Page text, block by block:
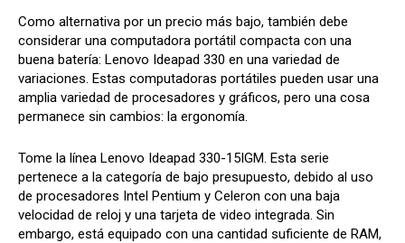
Como alternativa por un precio más bajo, también debe
considerar una computadora portátil compacta con una
buena batería: Lenovo Ideapad 330 en una variedad de
variaciones. Estas computadoras portátiles pueden usar una
amplia variedad de procesadores y gráficos, pero una cosa
permanece sin cambios: la ergonomía.
Tome la línea Lenovo Ideapad 330-15IGM. Esta serie
pertenece a la categoría de bajo presupuesto, debido al uso
de procesadores Intel Pentium y Celeron con una baja
velocidad de reloj y una tarjeta de video integrada. Sin
embargo, está equipado con una cantidad suficiente de RAM,